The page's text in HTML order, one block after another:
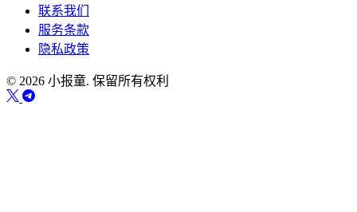
联系我们
服务条款
隐私政策
© 2026 小报童. 保留所有权利